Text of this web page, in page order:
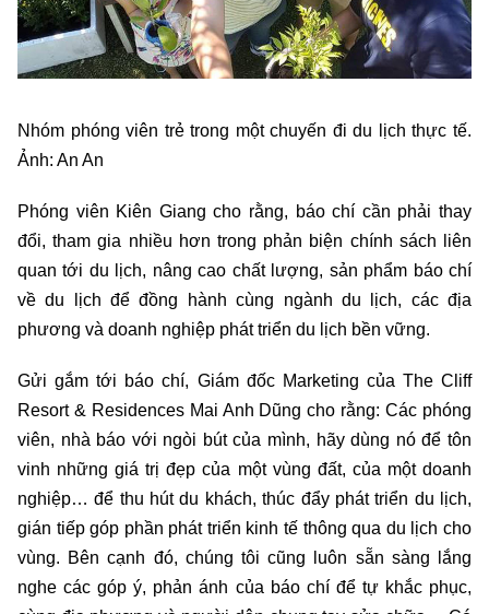
Nhóm phóng viên trẻ trong một chuyến đi du lịch thực tế.
Ảnh: An An
Phóng viên Kiên Giang cho rằng, báo chí cần phải thay
đổi, tham gia nhiều hơn trong phản biện chính sách liên
quan tới du lịch, nâng cao chất lượng, sản phẩm báo chí
về du lịch để đồng hành cùng ngành du lịch, các địa
phương và doanh nghiệp phát triển du lịch bền vững.
Gửi gắm tới báo chí, Giám đốc Marketing của The Cliff
Resort & Residences Mai Anh Dũng cho rằng: Các phóng
viên, nhà báo với ngòi bút của mình, hãy dùng nó để tôn
vinh những giá trị đẹp của một vùng đất, của một doanh
nghiệp… để thu hút du khách, thúc đẩy phát triển du lịch,
gián tiếp góp phần phát triển kinh tế thông qua du lịch cho
vùng. Bên cạnh đó, chúng tôi cũng luôn sẵn sàng lắng
nghe các góp ý, phản ánh của báo chí để tự khắc phục,